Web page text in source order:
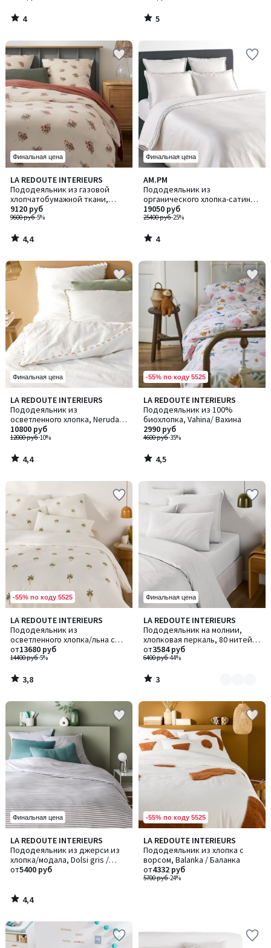
4
/
5
/
Финальная цена
LA REDOUTE INTERIEURS
Пододеяльник из газовой
хлопчатобумажной ткани,
Monceaux / Монсо
9600 руб-5%
9120 руб
4,4
/ 5
4,4
/
Финальная цена
AM.PM
Пододеяльник из
органического хлопка-сатина
и лиоцелла, TUCCI / ТУЧЧИ
25400 руб-25%
19050 руб
4
/
5
4
/
Финальная цена
LA REDOUTE INTERIEURS
Пододеяльник из
осветленного хлопка, Neruda /
Неруда
12000 руб-10%
10800 руб
4,4
/ 5
4,4
/
-55% по коду 5525
LA REDOUTE INTERIEURS
Пододеяльник из 100%
биохлопка, Vahina/ Вахина
4600 руб-35%
2990 руб
4,5
/ 5
4,5
/
-55% по коду 5525
LA REDOUTE INTERIEURS
Пододеяльник из
осветленного хлопка/льна с
вышивкой, Ravenel / Ревенел
14400 руб-5%
от13680 руб
3,8
/ 5
3,8
/
Финальная цена
LA REDOUTE INTERIEURS
Пододеяльник на молнии,
хлопковая перкаль, 80 нитей/
см², Scenario / Сценарио
6400 руб-44%
от3584 руб
3
/
5
Количество
цветов:
2
3
/
Финальная цена
LA REDOUTE INTERIEURS
Пододеяльник из джерси из
хлопка/модала, Dolsi gris /
Долси грис
от5400 руб
4,4
/ 5
4,4
/
-55% по коду 5525
LA REDOUTE INTERIEURS
Пододеяльник из хлопка с
ворсом, Balanka / Баланка
5700 руб-24%
от4332 руб